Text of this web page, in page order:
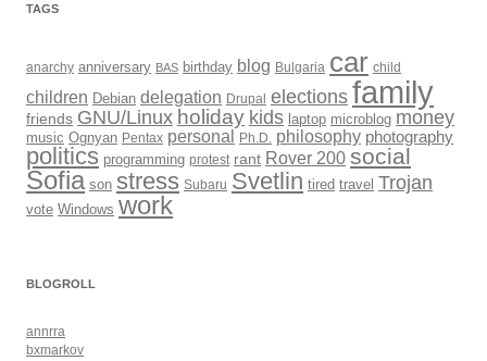
TAGS
anarchy anniversary BAS birthday blog Bulgaria car child
children Debian delegation Drupal elections family
friends GNU/Linux holiday kids laptop microblog money
music Ognyan Pentax personal Ph.D. philosophy photography
politics programming protest rant Rover 200 social
Sofia son stress Subaru Svetlin tired travel Trojan
vote Windows work
BLOGROLL
annrra
bxmarkov